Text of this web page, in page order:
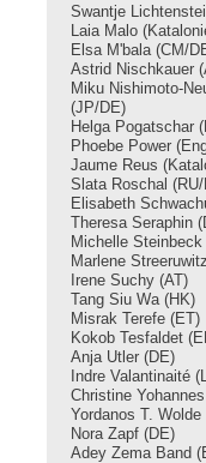
Swantje
Laia Malo
Elsa M'bala (CM/
Astrid Nischkauer
Miku Nishimoto-
(JP/DE)
Helga Pogatschar
Phoebe Power
Jaume Reus
Slata Roschal
Elisabeth
Theresa Seraphin
Michelle Steinbeck
Marlene
Irene Suchy (AT)
Tang Siu Wa (HK)
Misrak Terefe (ET)
Kokob Tesfaldet
Anja Utler (DE)
Indre Valantinaité
Christine
Yordanos T. Wolde
Nora Zapf (DE)
Adey Zema Band